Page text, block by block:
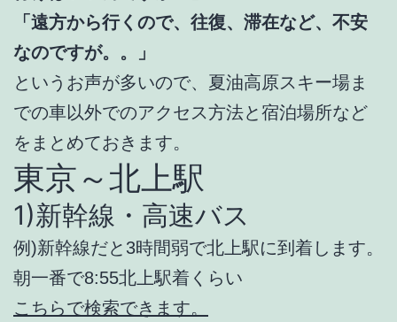
「遠方から行くので、往復、滞在など、不安
なのですが。。」
というお声が多いので、夏油高原スキー場ま
での車以外でのアクセス方法と宿泊場所など
をまとめておきます。
東京～北上駅
1)新幹線・高速バス
例)新幹線だと3時間弱で北上駅に到着します。
朝一番で8:55北上駅着くらい
こちらで検索できます。